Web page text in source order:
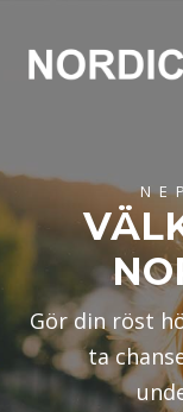
Gör din röst
ta